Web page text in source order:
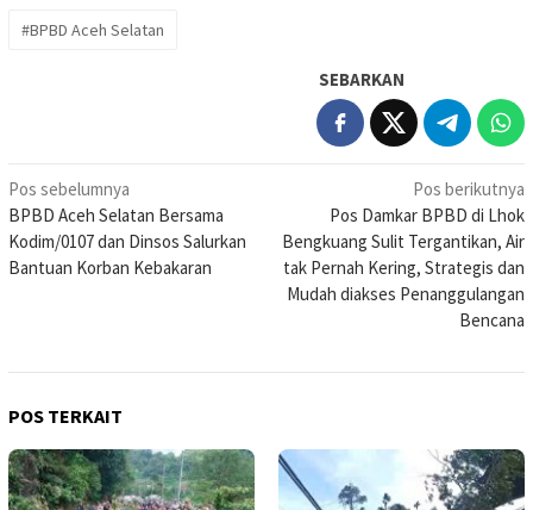
#BPBD Aceh Selatan
SEBARKAN
Navigasi
pos
Pos sebelumnya
BPBD Aceh Selatan Bersama
Kodim/0107 dan Dinsos Salurkan
Bantuan Korban Kebakaran
Pos berikutnya
Pos Damkar BPBD di Lhok
Bengkuang Sulit Tergantikan, Air
tak Pernah Kering, Strategis dan
Mudah diakses Penanggulangan
Bencana
POS TERKAIT